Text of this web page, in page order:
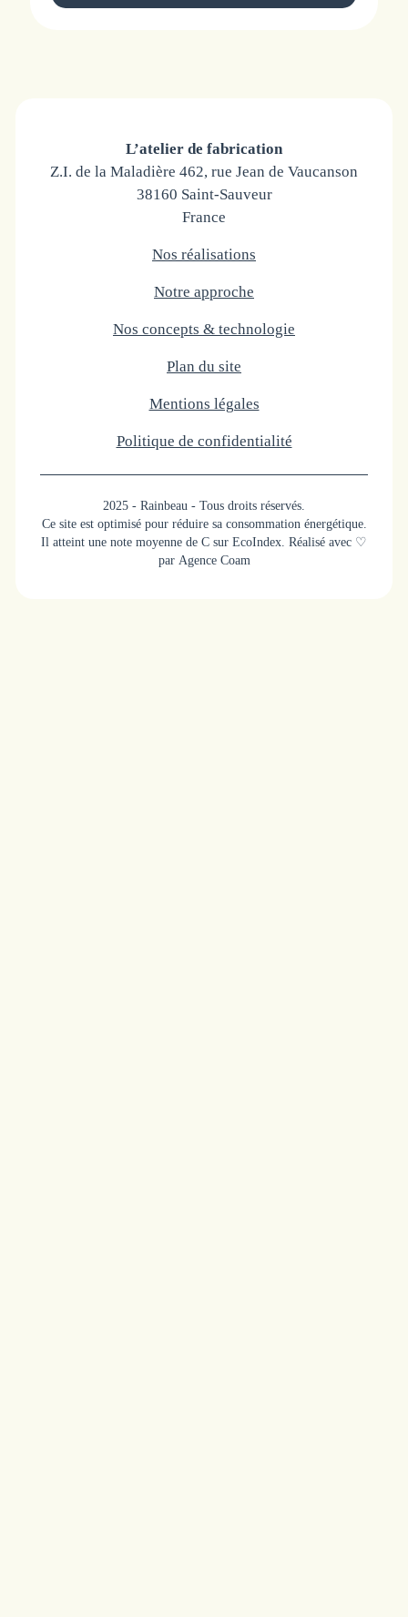
L’atelier de fabrication
Z.I. de la Maladière 462, rue Jean de Vaucanson
38160 Saint-Sauveur
France
Nos réalisations
Notre approche
Nos concepts & technologie
Plan du site
Mentions légales
Politique de confidentialité
2025 - Rainbeau - Tous droits réservés.
Ce site est optimisé pour réduire sa consommation énergétique.
Il atteint une note moyenne de C sur EcoIndex. Réalisé avec ♡
par Agence Coam